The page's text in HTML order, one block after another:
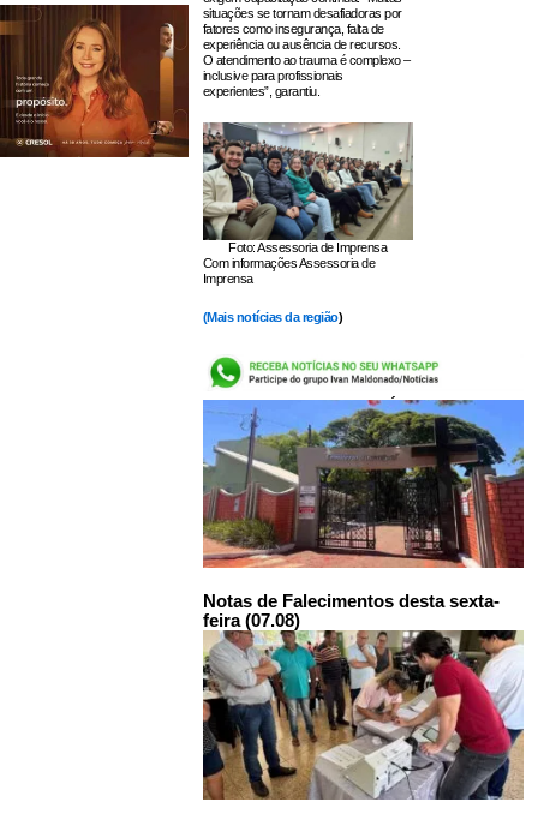
situações se tornam desafiadoras por
fatores como insegurança, falta de
experiência ou ausência de recursos.
O atendimento ao trauma é complexo –
inclusive para profissionais
experientes”, garantiu.
Foto: Assessoria de Imprensa
Com informações Assessoria de
Imprensa
(Mais notícias da região)
LEIA TAMBÉM:
Notas de Falecimentos desta sexta-
feira (07.08)